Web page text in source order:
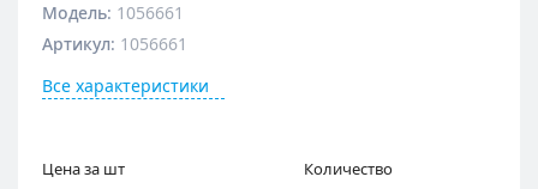
Модель: 1056661
Артикул: 1056661
Все характеристики
Цена за шт Количество